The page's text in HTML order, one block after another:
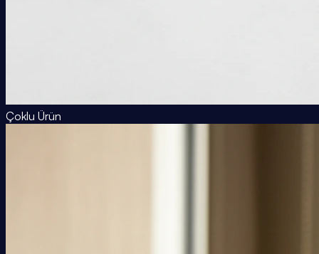
Çoklu Ürün